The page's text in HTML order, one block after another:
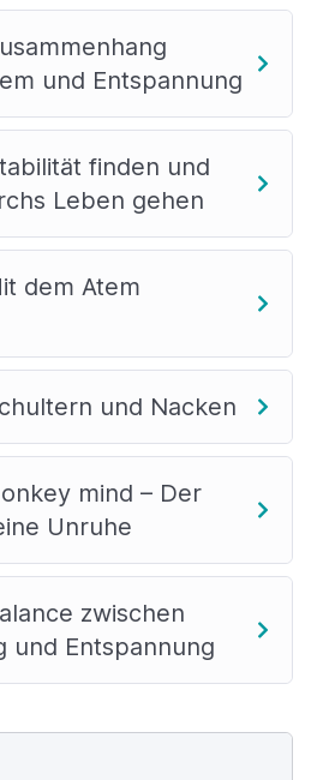
und Entspannung
finden und
Leben gehen
dem Atem
und Nacken
mind – Der
Unruhe
zwischen
und Entspannung